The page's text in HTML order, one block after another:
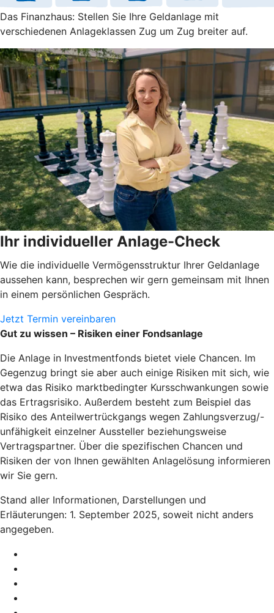
Das Finanzhaus: Stellen Sie Ihre Geldanlage mit
verschiedenen Anlageklassen Zug um Zug breiter auf.
Ihr individueller Anlage-Check
Wie die individuelle Vermögensstruktur Ihrer Geldanlage
aussehen kann, besprechen wir gern gemeinsam mit Ihnen
in einem persönlichen Gespräch.
Jetzt Termin vereinbaren
Gut zu wissen – Risiken einer Fondsanlage
Die Anlage in Investmentfonds bietet viele Chancen. Im
Gegenzug bringt sie aber auch einige Risiken mit sich, wie
etwa das Risiko marktbedingter Kursschwankungen sowie
das Ertragsrisiko. Außerdem besteht zum Beispiel das
Risiko des Anteilwertrückgangs wegen Zahlungsverzug/-
unfähigkeit einzelner Aussteller beziehungsweise
Vertragspartner. Über die spezifischen Chancen und
Risiken der von Ihnen gewählten Anlagelösung informieren
wir Sie gern.
Stand aller Informationen, Darstellungen und
Erläuterungen: 1. September 2025, soweit nicht anders
angegeben.